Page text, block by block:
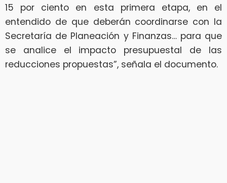
15 por ciento en esta primera etapa, en el
entendido de que deberán coordinarse con la
Secretaría de Planeación y Finanzas… para que
se analice el impacto presupuestal de las
reducciones propuestas”, señala el documento.